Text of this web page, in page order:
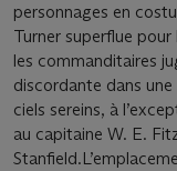
personnages en
Turner superflue
les commanditaires
discordante dans
ciels sereins, à
au capitaine W. E.